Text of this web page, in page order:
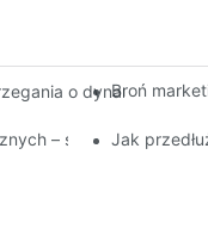
o dynamice lotu
Broń
– serwisJak